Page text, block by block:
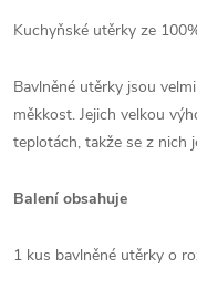
Kuchyňské utěrky ze
Bavlněné utěrky jsou
měkkost. Jejich velkou
teplotách, takže se z nich
Balení obsahuje
1 kus bavlněné utěrky o